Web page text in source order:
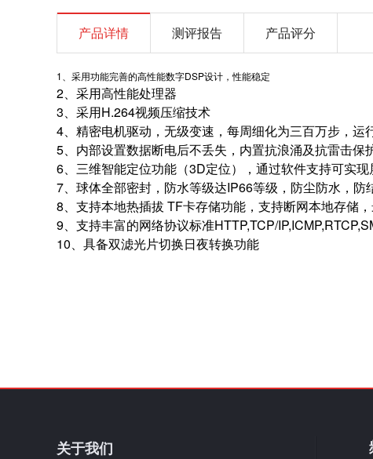
产品详情 测评报告 产品评分
1、采用功能完善的高性能数字DSP设计，性能稳定
2、采用高性能处理器
3、采用H.264视频压缩技术
4、精密电机驱动，无级变速，每周细化为三百万步，运
5、内部设置数据断电后不丢失，内置抗浪涌及抗雷击保
6、三维智能定位功能（3D定位），通过软件支持可实
7、球体全部密封，防水等级达IP66等级，防尘防水，
8、支持本地热插拔 TF卡存储功能，支持断网本地存储
9、支持丰富的网络协议标准HTTP,TCP/
10、具备双滤光片切换日夜转换功能
关于我们